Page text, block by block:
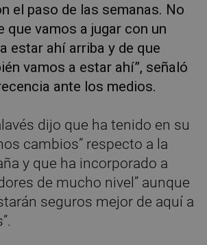
el paso de las semanas. No
que vamos a jugar con un
estar ahí arriba y de que
vamos a estar ahí”, señaló
ante los medios.
dijo que ha tenido en su
cambios” respecto a la
y que ha incorporado a
de mucho nivel” aunque
seguros mejor de aquí a